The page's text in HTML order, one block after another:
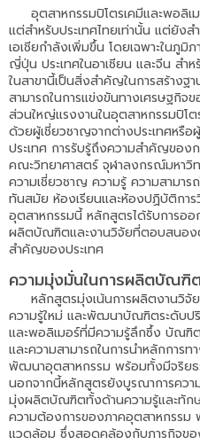
อุตสาหกรรมปิโตรเคมีและพอลิเ
แต่สำหรับประเทศไทยเท่านั้น แต่ยังส
เอเชียกำลังเพิ่มขึ้น โดยเฉพาะในภู
ญี่ปุ่น ประเทศในอาเซียน และจีน สำ
ในสาขานี้เป็นสิ่งสำคัญในการสร้างฐ
สามารถในการแข่งขันทางเศรษฐกิจ
ส่วนใหญ่แรงงานในอุตสาหกรรมปิโ
ด้วยผู้เชี่ยวชาญจากต่างประเทศห
ประเทศ การรับรู้ถึงความสำคัญของ
คณะวิทยาศาสตร์ จุฬาลงกรณ์มหาวิ
ความเชี่ยวชาญ ความรู้ ความสามา
ทันสมัย ห้องเรียนและห้องปฏิบัติกา
อุตสาหกรรมนี้ หลักสูตรได้รับการออ
ผลิตบัณฑิตและงานวิจัยที่ตอบสนอง
สำคัญของประเทศ
ความมุ่งมั่นในการผลิตบัณ
หลักสูตรมุ่งเน้นการผลิตงานวิจั
ความรู้ใหม่ และพัฒนาบัณฑิตระดับป
และพอลิเมอร์ที่มีความรู้ลึกซึ้ง บัณฑิ
และความสามารถในการนำหลักการท
พัฒนาอุตสาหกรรม พร้อมทั้งมีจริย
นอกจากนี้หลักสูตรยังบูรณาการคว
มุ่งผลิตบัณฑิตทั้งด้านความรู้และทัก
ความต้องการของภาคอุตสาหกรร
แวดล้อม ซึ่งสอดคล้องกับภารกิจข